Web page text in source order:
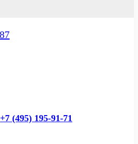
+7 (495) 195-91-71